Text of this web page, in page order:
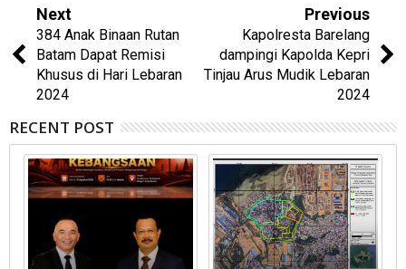
Next
384 Anak Binaan Rutan
Batam Dapat Remisi
Khusus di Hari Lebaran
2024
Previous
Kapolresta Barelang
dampingi Kapolda Kepri
Tinjau Arus Mudik Lebaran
2024
RECENT POST